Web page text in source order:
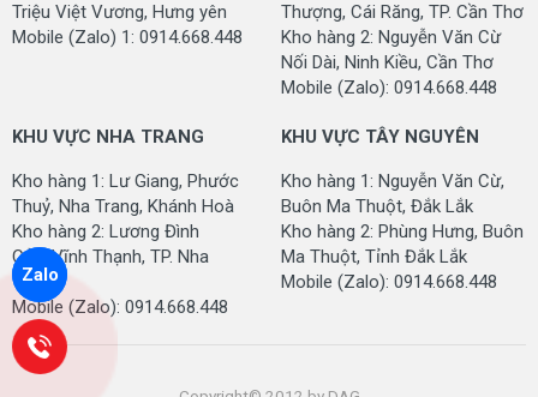
Kích
40cm x 60cm
60cm x 90cm
Độ dày:
10 mm
Chất
liệu sợi
Sợi sơ PP tổng hợp cao cấp có độ đàn hồi
cao và có khả năng thấm nước tốt, lấy bụi
Chất
liệu đế:
Cao su PVC bám nền
Kiểu
sợi:
Triệu Việt Vương, Hưng yên
Mobile (Zalo) 1: 0914.668.448
Thượng, Cái Răng, TP. Cần Thơ
Kho hàng 2: Nguyễn Văn Cừ
Nối Dài, Ninh Kiều, Cần Thơ
Mobile (Zalo): 0914.668.448
KHU VỰC NHA TRANG
Kho hàng 1: Lư Giang, Phước
Thuỷ, Nha Trang, Khánh Hoà
Kho hàng 2: Lương Đình
Của, Vĩnh Thạnh, TP. Nha
Trang
Mobile (Zalo): 0914.668.448
KHU VỰC TÂY NGUYÊN
Kho hàng 1: Nguyễn Văn Cừ,
Buôn Ma Thuột, Đắk Lắk
Kho hàng 2: Phùng Hưng, Buôn
Ma Thuột, Tỉnh Đắk Lắk
Mobile (Zalo): 0914.668.448
Zalo